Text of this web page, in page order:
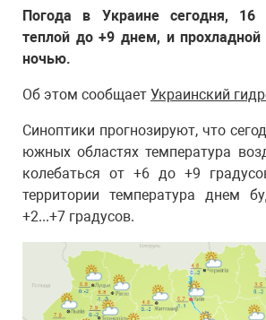
Погода в Украине сегодня, 16
теплой до +9 днем, и прохладной
ночью.
Об этом сообщает Украинский
Синоптики прогнозируют, что
южных областях температура
колебаться от +6 до +9
территории температура днем
+2...+7 градусов.